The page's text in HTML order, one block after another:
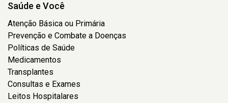
Saúde e Você
Atenção Básica ou Primária
Prevenção e Combate a Doenças
Políticas de Saúde
Medicamentos
Transplantes
Consultas e Exames
Leitos Hospitalares